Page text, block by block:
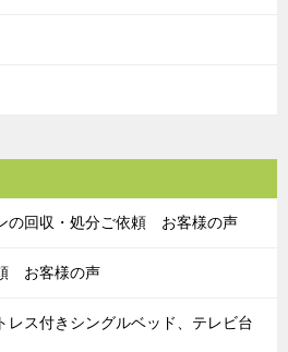
の回収・処分ご依頼 お客様の声
お客様の声
レス付きシングルベッド、テレビ台